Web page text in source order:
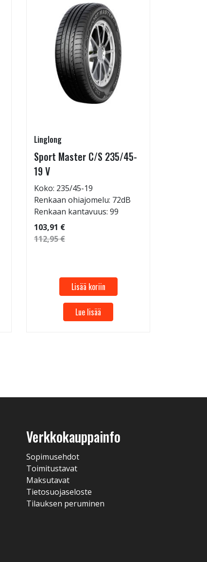
Linglong
Sport Master C/S 235/45-
19 V
Koko: 235/45-19
Renkaan ohiajomelu: 72dB
Renkaan kantavuus: 99
103,91 €
112,95 €
Lisää koriin
Lue lisää
Verkkokauppainfo
Sopimusehdot
Toimitustavat
Maksutavat
Tietosuojaseloste
Tilauksen peruminen